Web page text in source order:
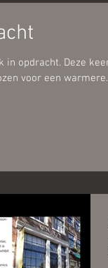
in opdracht. Deze
voor een